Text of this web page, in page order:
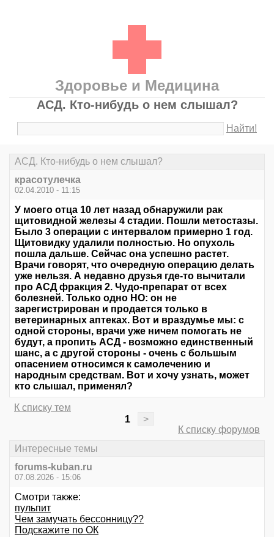
Здоровье и Медицина
АСД. Кто-нибудь о нем слышал?
Найти!
АСД. Кто-нибудь о нем слышал?
красотулечка
02.04.2010 - 11:15
У моего отца 10 лет назад обнаружили рак
щитовидной железы 4 стадии. Пошли метостазы.
Было 3 операции с интервалом примерно 1 год.
Щитовидку удалили полностью. Но опухоль
пошла дальше. Сейчас она успешно растет.
Врачи говорят, что очередную операцию делать
уже нельзя. А недавно друзья где-то вычитали
про АСД фракция 2. Чудо-препарат от всех
болезней. Только одно НО: он не
зарегистрирован и продается только в
ветеринарных аптеках. Вот и враздумье мы: с
одной стороны, врачи уже ничем помогать не
будут, а пропить АСД - возможно единственный
шанс, а с другой стороны - очень с большым
опасением относимся к самолечению и
народным средствам. Вот и хочу узнать, может
кто слышал, применял?
К списку тем
1
>
К списку форумов
Интересные темы
forums-kuban.ru
07.08.2026 - 15:06
Смотри также:
пульпит
Чем замучать бессонницу??
Подскажите по ОК